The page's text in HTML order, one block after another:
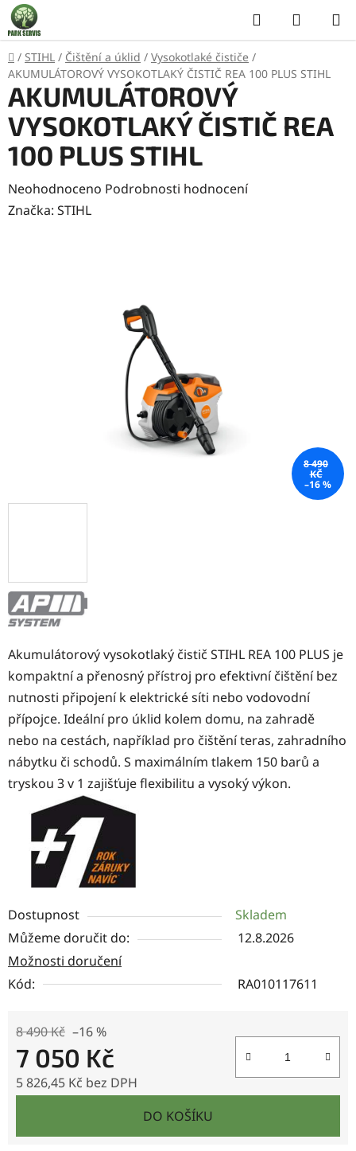
Přejít
na
obsah
Hledat
KOŠÍK
Domů
/ STIHL / Čištění a úklid / Vysokotlaké čističe /
AKUMULÁTOROVÝ VYSOKOTLAKÝ ČISTIČ REA 100 PLUS STIHL
Akumulátorový vysokotlaký čistič STIHL REA 100 PLUS je
kompaktní a přenosný přístroj pro efektivní čištění bez
nutnosti připojení k elektrické síti nebo vodovodní
přípojce. Ideální pro úklid kolem domu, na zahradě
nebo na cestách, například pro čištění teras, zahradního
nábytku či schodů. S maximálním tlakem 150 barů a
tryskou 3 v 1 zajišťuje flexibilitu a vysoký výkon.
Dostupnost
Skladem
Můžeme doručit do:
12.8.2026
Možnosti doručení
Kód:
RA010117611
8 490 Kč –16 %
7 050 Kč
5 826,45 Kč bez DPH
DO KOŠÍKU
AKUMULÁTOROVÝ
VYSOKOTLAKÝ ČISTIČ REA
100 PLUS STIHL
Průměrné
hodnocení
Neohodnoceno Podrobnosti hodnocení
Značka: STIHL
8 490
KČ
–16 %